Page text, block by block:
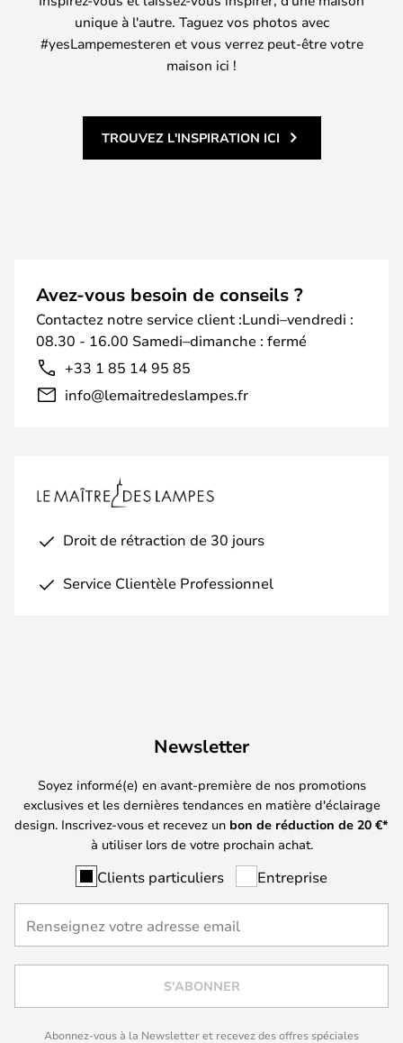
unique à l'autre. Taguez vos photos avec
#yesLampemesteren et vous verrez peut-être votre
maison ici !
TROUVEZ L'INSPIRATION ICI
Avez-vous besoin de conseils ?
Contactez notre service client :Lundi–vendredi :
08.30 - 16.00 Samedi–dimanche : fermé
+33 1 85 14 95 85
info@lemaitredeslampes.fr
Droit de rétraction de 30 jours
Service Clientèle Professionnel
Newsletter
Soyez informé(e) en avant-première de nos promotions
exclusives et les dernières tendances en matière d'éclairage
design. Inscrivez-vous et recevez un bon de réduction de 20 €*
à utiliser lors de votre prochain achat.
Clients particuliers Entreprise
S'ABONNER
Abonnez-vous à la Newsletter et recevez des offres spéciales